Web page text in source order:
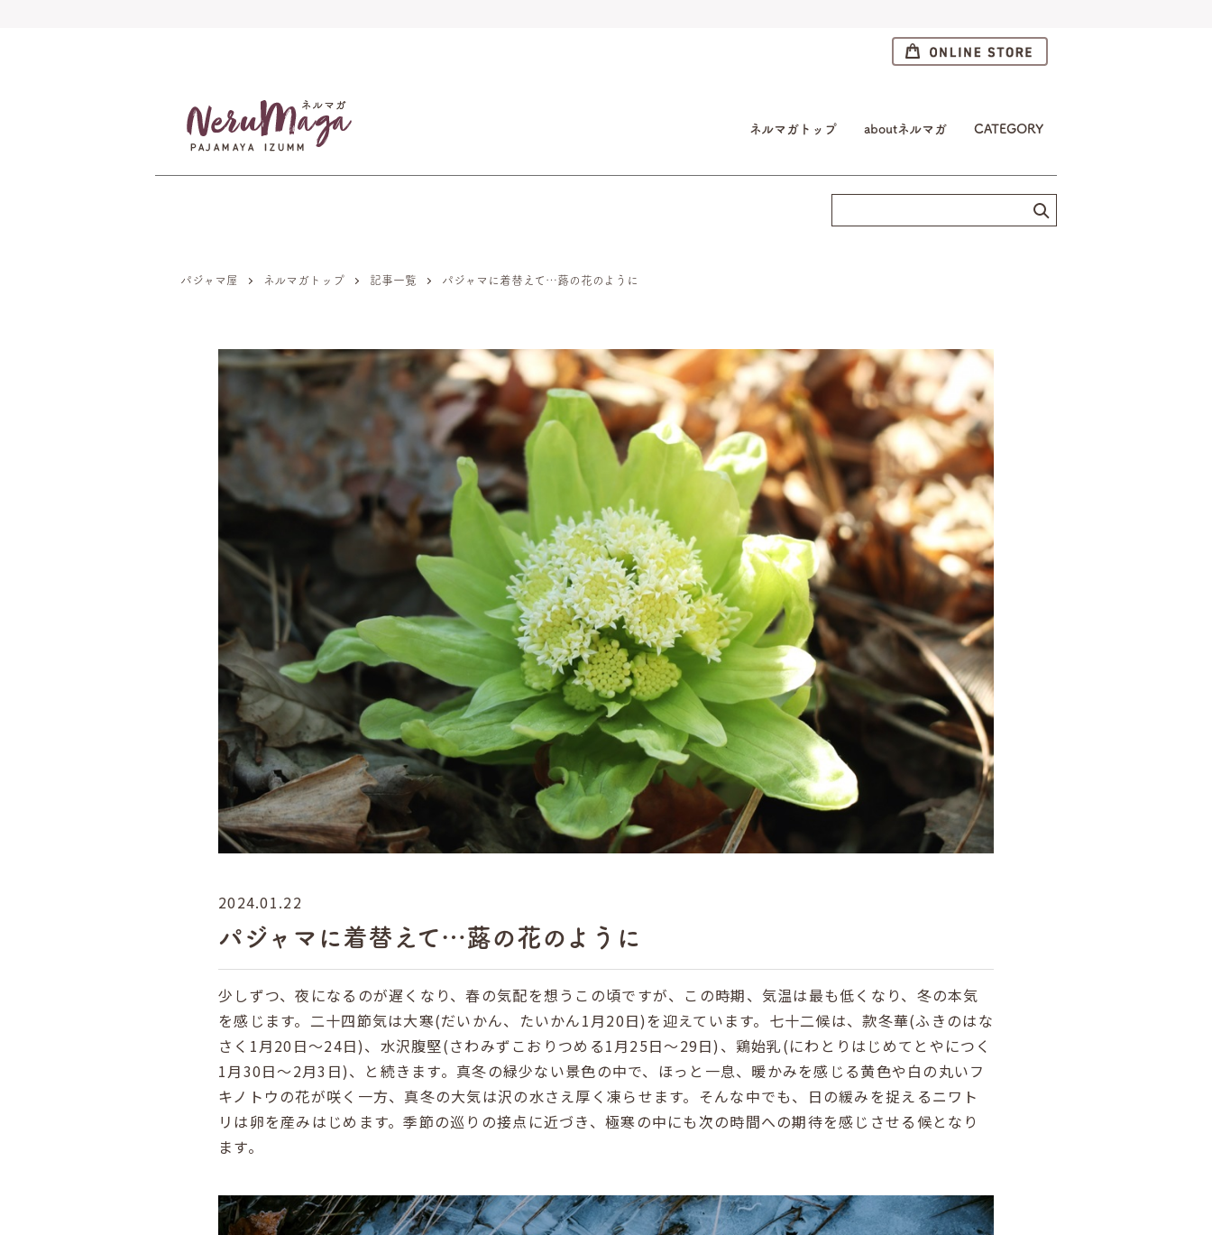
ネルマガトップ aboutネルマガ CATEGORY
パジャマ屋 ネルマガトップ 記事一覧 パジャマに着替えて…蕗の花のように
2024.01.22
パジャマに着替えて…蕗の花のように
少しずつ、夜になるのが遅くなり、春の気配を想うこの頃ですが、この時期、気温は最も低くなり、冬の本気
を感じます。二十四節気は大寒(だいかん、たいかん1月20日)を迎えています。七十二候は、款冬華(ふきのはな
さく1月20日～24日)、水沢腹堅(さわみずこおりつめる1月25日～29日)、鶏始乳(にわとりはじめてとやにつく
1月30日～2月3日)、と続きます。真冬の緑少ない景色の中で、ほっと一息、暖かみを感じる黄色や白の丸いフ
キノトウの花が咲く一方、真冬の大気は沢の水さえ厚く凍らせます。そんな中でも、日の緩みを捉えるニワト
リは卵を産みはじめます。季節の巡りの接点に近づき、極寒の中にも次の時間への期待を感じさせる候となり
ます。